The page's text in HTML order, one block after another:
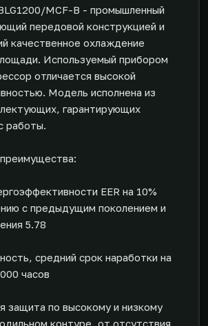
MCF-B - промышленный
передовой конструкцией и
качественное охлаждение
Используемый прибором
отличается высокой
Модель исполнена из
гарантирующих
работы.
EER на 10%
с предыдущим поколением и
5.78
средний срок наработки на
часов
защита по высокому и низкому
контуре, от отсутствия